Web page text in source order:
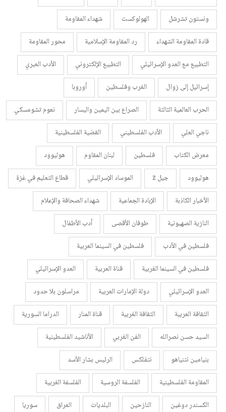
ونستون تشرشل
الهولوكست
شهداء المقاومة
قادة المقاومة الشهداء
رد المقاومة الإسلامية
محور المقاومة
التطبيع مع العدو الإسرائيلي
التطبيع الإلكتروني
الأدب العبري
إسرائيل إلى زوال
الغرب وفلسطين
أوروبا
الحرب العالمية الثالثة
الصراع بين اليمين واليسار
نعوم تشومسكي
ناجي العلي
الأدب الفلسطيني
القضية الفلسطينية
معرض الكتاب
فلسطين لبنان المقاوم
هوليوود
هوليوود
جيل z الموساد الإسرائيلي
قطاع التعليم في غزة
الأخبار الكاذبة
الإبادة الجماعية
شهداء الصحافة والإعلام
النازية الصهيونية
طوفان الأقصى
أدب الأطفال
فلسطين في الأدب
فلسطين في السينما العربية
فلسطين في السينما الغربية
قناة العربية
العدو الإسرائيلي
العدو الإسرائيلي
دولة الإمارات العربية
مراسلون بلا حدود
الثقافة العربية
الثقافة الغربية قناة المنار
الدراما السورية
السيد حسن نصرالله
الفن الغربي
الأناشيد الفلسطينية
بنيامين نتنياهو
نتفلكس
الرئيس بشار الأسد
المقاومة الفلسطينية
الفلسفة الروسية
الفلسفة الغربية
الكسندر دوغين
النازحين البلديات العراق
سوريا